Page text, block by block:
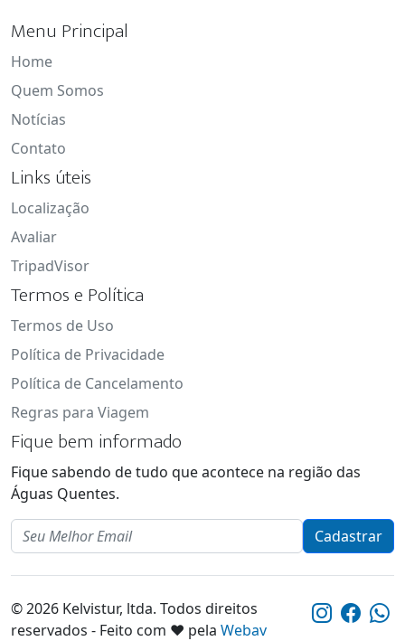
Menu Principal
Home
Quem Somos
Notícias
Contato
Links úteis
Localização
Avaliar
TripadVisor
Termos e Política
Termos de Uso
Política de Privacidade
Política de Cancelamento
Regras para Viagem
Fique bem informado
Fique sabendo de tudo que acontece na região das
Águas Quentes.
Email
Cadastrar
© 2026 Kelvistur, ltda. Todos direitos
reservados - Feito com ❤️ pela Webav